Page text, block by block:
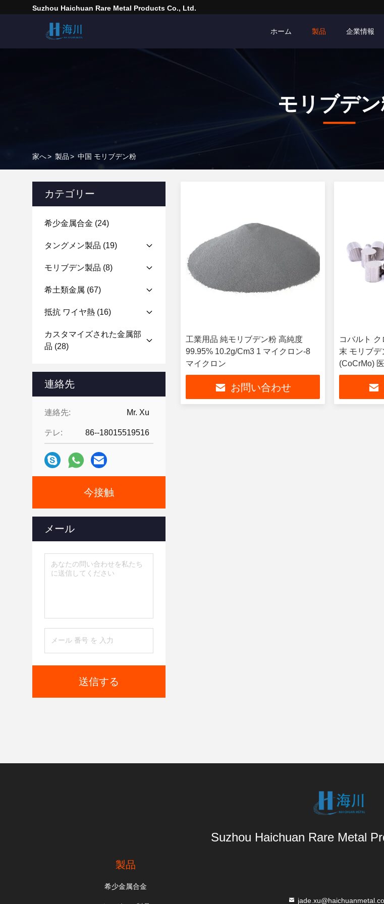
Suzhou Haichuan Rare Metal Products Co., Ltd.
ホーム 製品 企業情報
モリブデ
家へ> 製品> 中国 モリブデン粉
カテゴリー
希少金属合金 (24)
タングメン製品 (19)
モリブデン製品 (8)
希土類金属 (67)
抵抗 ワイヤ熱 (16)
カスタマイズされた金属部
品 (28)
連絡先
連絡先: Mr. Xu
テレ: 86--18015519516
今接触
メール
送信する
工業用品 純モリブデン粉 高純度
99.95% 10.2g/Cm3 1 マイクロン-8
マイクロン
お問い合わせ
コバルト
末 モリブデ
(CoCrMo)
Suzhou Haichuan Rare Metal
製品
希少金属合金